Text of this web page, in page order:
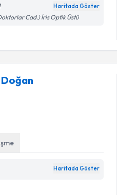
Haritada Göster
Cad.) İris Optik Üstü
Haritada Göster